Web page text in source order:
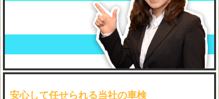
安心して任せられる当社の車検